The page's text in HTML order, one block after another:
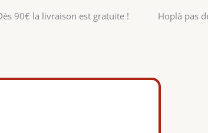
90€ la livraison est gratuite !
Hoplà pas